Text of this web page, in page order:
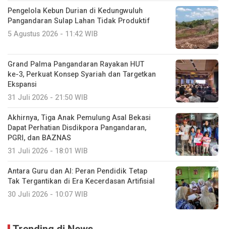
Pengelola Kebun Durian di Kedungwuluh
Pangandaran Sulap Lahan Tidak Produktif ‎
5 Agustus 2026 - 11:42 WIB
Grand Palma Pangandaran Rayakan HUT
ke-3, Perkuat Konsep Syariah dan Targetkan
Ekspansi
31 Juli 2026 - 21:50 WIB
Akhirnya, Tiga Anak Pemulung Asal Bekasi
Dapat Perhatian Disdikpora Pangandaran,
PGRI, dan BAZNAS
31 Juli 2026 - 18:01 WIB
Antara Guru dan AI: Peran Pendidik Tetap
Tak Tergantikan di Era Kecerdasan Artifisial
30 Juli 2026 - 10:07 WIB